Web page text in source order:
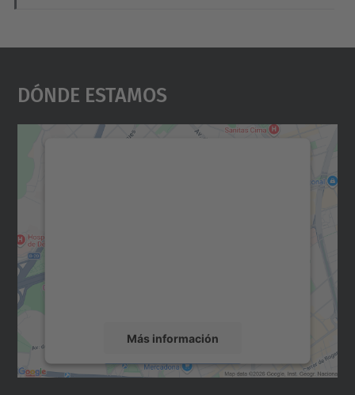
Dónde Estamos
Más información
Aceptar